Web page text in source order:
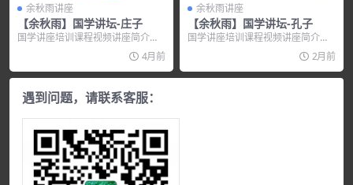
余秋雨讲座
【余秋雨】国学讲坛-庄子
国学讲座培训课程视频讲座简介：
余秋雨-国学讲坛-庄子 立即下载或
4月前
余秋雨讲座
【余秋雨】国学讲坛-孔子
国学讲座培训课程视频讲座简介：
《国学讲坛：孔子 主讲人余秋雨》
2月前
遇到问题，请联系客服：